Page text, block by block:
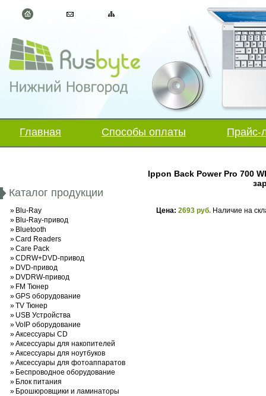
Главная Способы оплаты Прайс-
Каталог продукции
» Blu-Ray
» Blu-Ray-привод
» Bluetooth
»Card Readers
»Care Pack
»CDRW+DVD-привод
» DVD-привод
» DVDRW-привод
» FM Тюнер
»GPS оборудование
»TV Тюнер
» USB Устройства
»VoIP оборудование
»Аксессуары CD
»Аксессуары для накопителей
»Аксессуары для ноутбуков
»Аксессуары для фотоаппаратов
» Беспроводное оборудование
» Блок питания
» Брошюровщики и ламинаторы
Ippon Back Power Pro 700
Цена: 2693 руб. Наличие на